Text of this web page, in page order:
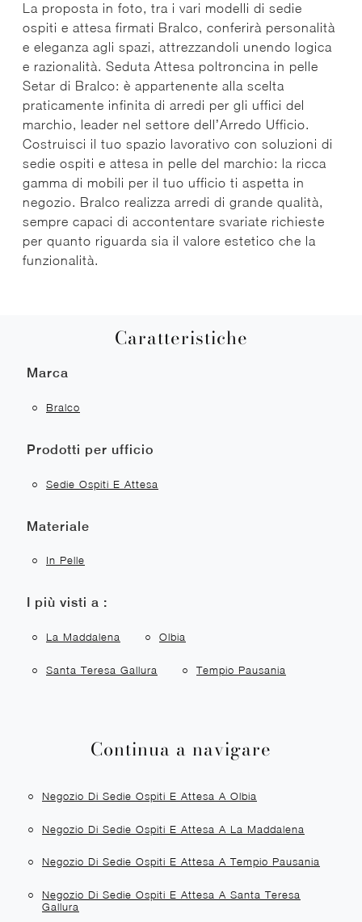
La proposta in foto, tra i vari modelli di sedie
ospiti e attesa firmati Bralco, conferirà personalità
e eleganza agli spazi, attrezzandoli unendo logica
e razionalità. Seduta Attesa poltroncina in pelle
Setar di Bralco: è appartenente alla scelta
praticamente infinita di arredi per gli uffici del
marchio, leader nel settore dell’Arredo Ufficio.
Costruisci il tuo spazio lavorativo con soluzioni di
sedie ospiti e attesa in pelle del marchio: la ricca
gamma di mobili per il tuo ufficio ti aspetta in
negozio. Bralco realizza arredi di grande qualità,
sempre capaci di accontentare svariate richieste
per quanto riguarda sia il valore estetico che la
funzionalità.
Caratteristiche
Marca
Bralco
Prodotti per ufficio
Sedie Ospiti E Attesa
Materiale
In Pelle
I più visti a :
La Maddalena Olbia
Santa Teresa Gallura Tempio Pausania
Continua a navigare
Negozio Di Sedie Ospiti E Attesa A Olbia
Negozio Di Sedie Ospiti E Attesa A La Maddalena
Negozio Di Sedie Ospiti E Attesa A Tempio Pausania
Negozio Di Sedie Ospiti E Attesa A Santa Teresa
Gallura